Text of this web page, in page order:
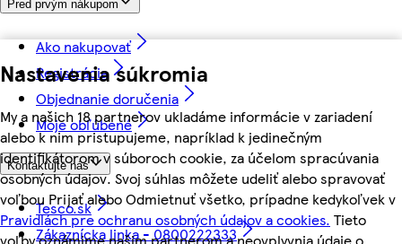
Nastavenia súkromia
My a našich 18 partnerov ukladáme informácie v zariadení
alebo k nim pristupujeme, napríklad k jedinečným
identifikátorom v súboroch cookie, za účelom spracúvania
osobných údajov. Svoj súhlas môžete udeliť alebo spravovať
voľbou Prijať alebo Odmietnuť všetko, prípadne kedykoľvek v
Pravidlách pre ochranu osobných údajov a cookies. Tieto
voľby oznámime našim partnerom a neovplyvnia údaje o
Pred prvým nákupom
Ako nakupovať
Registrácia
Objednanie doručenia
Moje obľúbené
Kontaktujte nás
Tesco.sk
Zákaznícka linka - 0800222333